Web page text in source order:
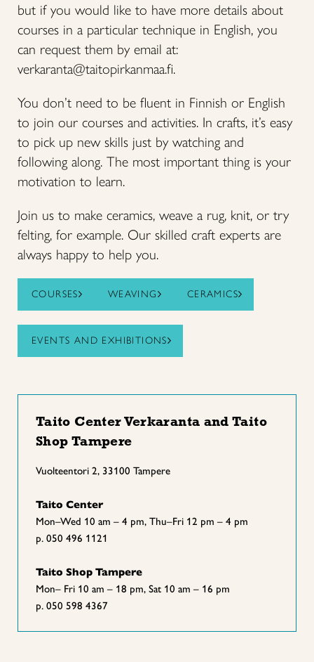
but if you would like to have more details about
courses in a particular technique in English, you
can request them by email at:
verkaranta@taitopirkanmaa.fi.
You don’t need to be fluent in Finnish or English
to join our courses and activities. In crafts, it’s easy
to pick up new skills just by watching and
following along. The most important thing is your
motivation to learn.
Join us to make ceramics, weave a rug, knit, or try
felting, for example. Our skilled craft experts are
always happy to help you.
COURSES WEAVING CERAMICS
EVENTS AND EXHIBITIONS
Taito Center Verkaranta and Taito
Shop Tampere
Vuolteentori 2, 33100 Tampere
Taito Center
Mon–Wed 10 am – 4 pm, Thu–Fri 12 pm – 4 pm
p. 050 496 1121
Taito Shop Tampere
Mon– Fri 10 am – 18 pm, Sat 10 am – 16 pm
p. 050 598 4367